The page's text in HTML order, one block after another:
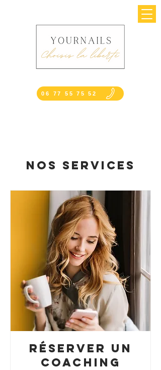
06 77 55 75 52
Nos services
Réserver un
coaching